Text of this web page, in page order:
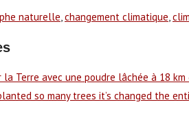
naturelle, changement climatique,
la Terre avec une poudre lâchée à 18
so many trees it’s changed the